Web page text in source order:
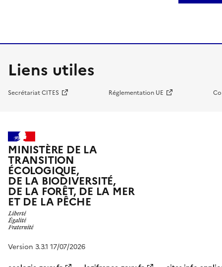
Liens utiles
Secrétariat CITES Réglementation UE
MINISTÈRE DE LA
TRANSITION
ÉCOLOGIQUE,
DE LA BIODIVERSITÉ,
DE LA FORÊT, DE LA MER
ET DE LA PÊCHE
Version 3.3.1 17/07/2026